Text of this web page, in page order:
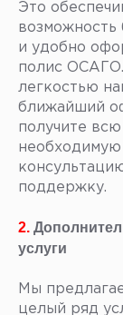
Это
возможность
и удобно
полис
легкостью
ближайший
получите всю
необходимую
поддержку.
2.
услуги
Мы
целый ряд